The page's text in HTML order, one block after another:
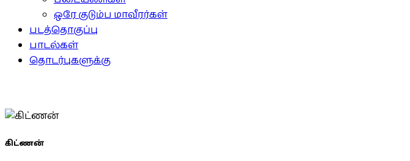
ஒரே குடும்ப மாவீரர்கள்
படத்தொகுப்பு
பாடல்கள்
தொடர்புகளுக்கு
கிட்ணன்